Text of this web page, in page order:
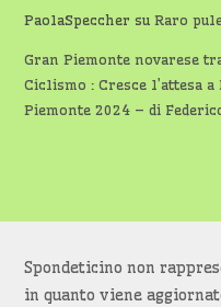
PaolaSpeccher suRaro
Gran Piemonte novarese
Ciclismo : Cresce l’attesa
Piemonte 2024 – di
Spondeticino non
in quanto viene